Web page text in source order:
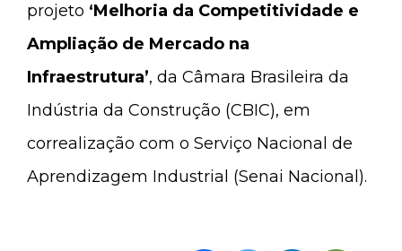
projeto ‘Melhoria da Competitividade e
Ampliação de Mercado na
Infraestrutura’, da Câmara Brasileira da
Indústria da Construção (CBIC), em
correalização com o Serviço Nacional de
Aprendizagem Industrial (Senai Nacional).